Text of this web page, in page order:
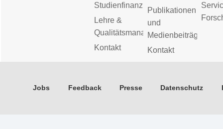
Studienfinanzierung
Lehre &
Qualitätsmanagement
Kontakt
Publikationen
und
Medienbeiträge
Kontakt
Jobs Feedback Presse Datenschutz